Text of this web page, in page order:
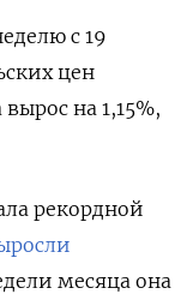
с 19
цен
на 1,15%,
рекордной
месяца она